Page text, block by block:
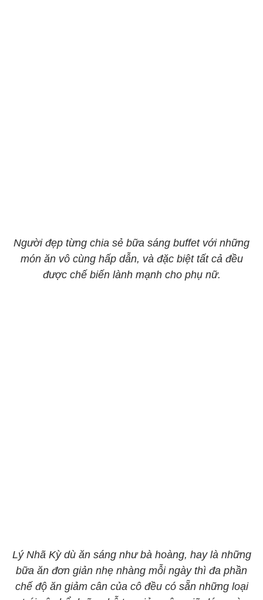
Người đẹp từng chia sẻ bữa sáng buffet với những
món ăn vô cùng hấp dẫn, và đặc biệt tất cả đều
được chế biến lành mạnh cho phụ nữ.
Lý Nhã Kỳ dù ăn sáng như bà hoàng, hay là những
bữa ăn đơn giản nhẹ nhàng mỗi ngày thì đa phần
chế độ ăn giảm cân của cô đều có sẵn những loại